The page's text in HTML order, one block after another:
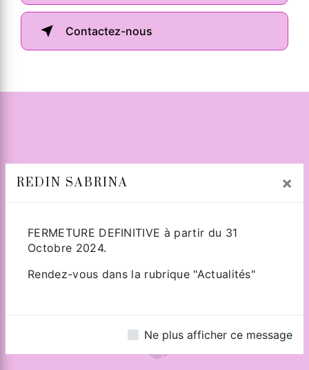
REDIN SABRINA ×
FERMETURE DEFINITIVE à partir du 31
Octobre 2024.
Rendez-vous dans la rubrique "Actualités"
Ne plus afficher ce message
Contactez-nous
Adresse
Zone Industrielle de Tiercelet
54190 TIERCELET